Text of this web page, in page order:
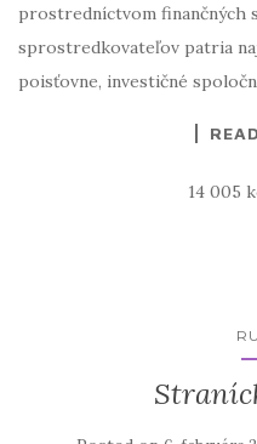
prostredníctvom finančných
sprostredkovateľov patria
poisťovne, investičné
14 005